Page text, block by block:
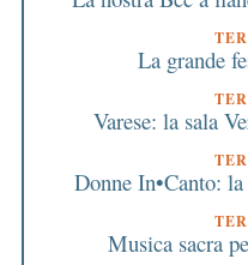
La grande
Varese: la sala
Donne In•Canto:
Musica sacra